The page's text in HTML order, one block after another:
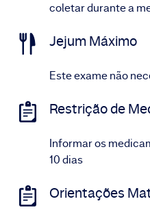
coletar durante a
Jejum Máximo
Este exame não
Restrição de
Informar os
10 dias
Orientações